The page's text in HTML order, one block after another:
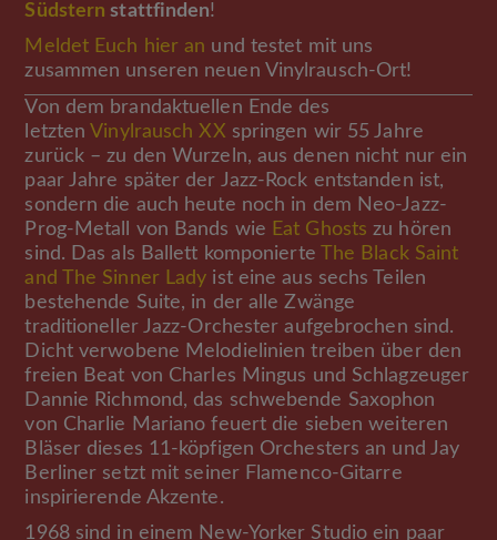
Südstern stattfinden!
Meldet Euch hier an und testet mit uns
zusammen unseren neuen Vinylrausch-Ort!
Von dem brandaktuellen Ende des
letztenVinylrausch XX springen wir 55 Jahre
zurück – zu den Wurzeln, aus denen nicht nur ein
paar Jahre später der Jazz-Rock entstanden ist,
sondern die auch heute noch in dem Neo-Jazz-
Prog-Metall von Bands wie Eat Ghosts zu hören
sind. Das als Ballett komponierte
The Black Saint
and The Sinner Lady ist eine aus sechs Teilen
bestehende Suite, in der alle Zwänge
traditioneller Jazz-Orchester aufgebrochen sind.
Dicht verwobene Melodielinien treiben über den
freien Beat von Charles Mingus und Schlagzeuger
Dannie Richmond, das schwebende Saxophon
von Charlie Mariano feuert die sieben weiteren
Bläser dieses 11-köpfigen Orchesters an und Jay
Berliner setzt mit seiner Flamenco-Gitarre
inspirierende Akzente.
1968 sind in einem New-Yorker Studio ein paar